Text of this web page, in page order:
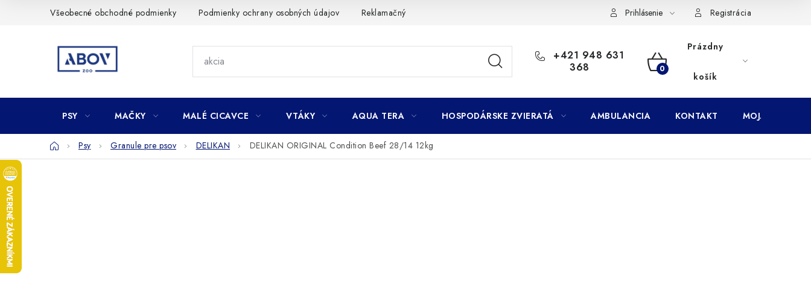
Všeobecné obchodné podmienky Podmienky ochrany osobných údajov Reklamačný poriadok Subory Cookies Vernostný program AbovZoo
Prihlásenie Registrácia
+421 948 631
368
NÁKUPNÝ
Prázdny
košík
PSY MAČKY MALÉ CICAVCE VTÁKY AQUA TERA HOSPODÁRSKE ZVIERATÁ AMBULANCIA KONTAKT MOJA
DomovPsy Granule pre psov DELIKAN DELIKAN ORIGINAL Condition Beef 28/14 12kg